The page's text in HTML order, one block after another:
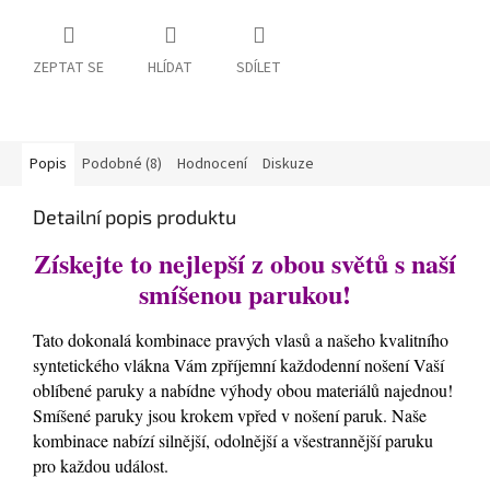
ZEPTAT SE HLÍDAT SDÍLET
Popis Podobné (8) Hodnocení Diskuze
Detailní popis produktu
Získejte to nejlepší z obou světů s naší
smíšenou parukou!
Tato dokonalá kombinace pravých vlasů a našeho kvalitního
syntetického vlákna Vám zpříjemní každodenní nošení Vaší
oblíbené paruky a nabídne výhody obou materiálů najednou!
Smíšené paruky jsou krokem vpřed v nošení paruk. Naše
kombinace nabízí silnější, odolnější a všestrannější paruku
pro každou událost.